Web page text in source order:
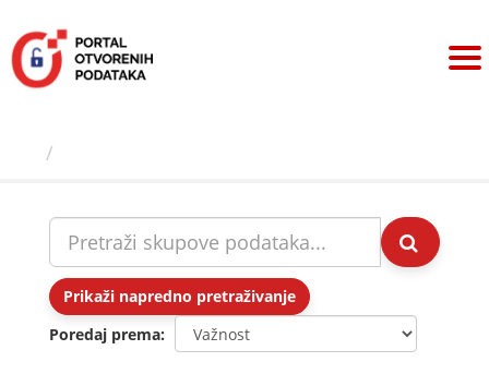
sadržaj
Prikaži napredno pretraživanje
Poredaj prema